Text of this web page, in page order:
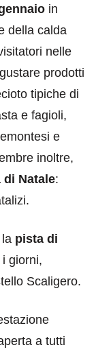
in
della calda
nelle
prodotti
tipiche di
e fagioli,
e
inoltre,
di Natale:
pista di
giorni,
Scaligero.
a tutti